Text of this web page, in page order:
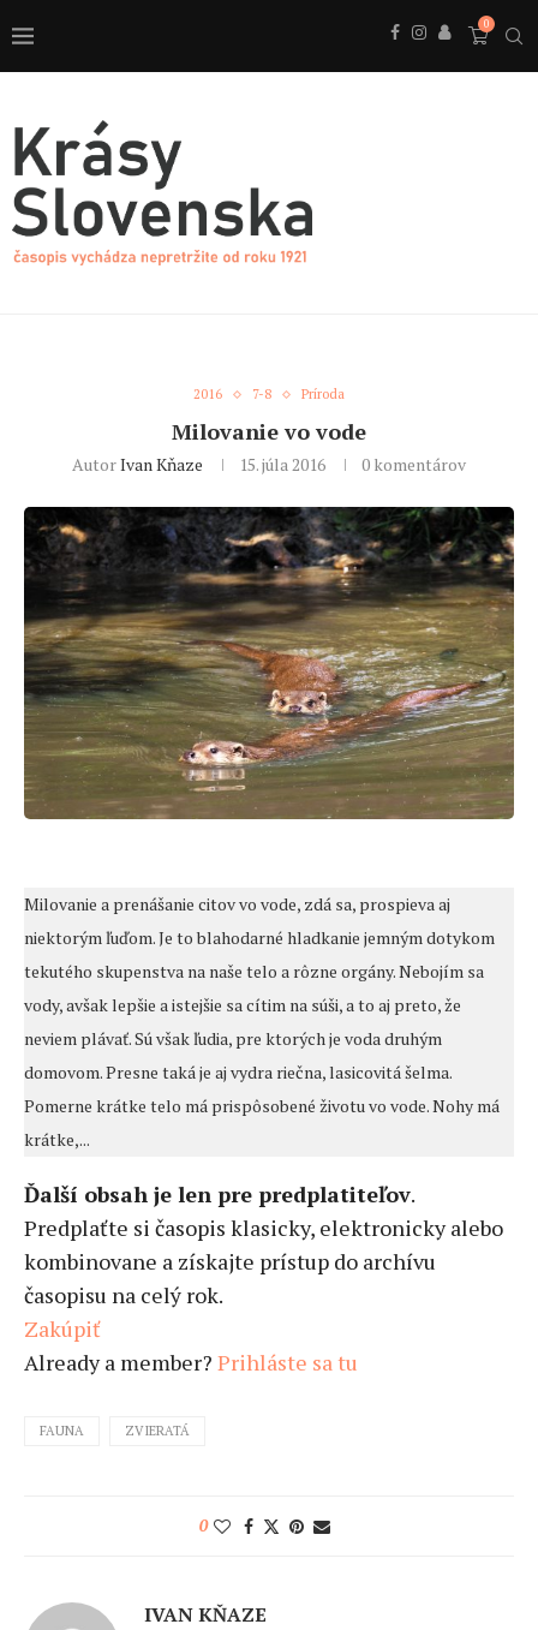
0
2016 7-8 Príroda
Milovanie vo vode
AutorIvan Kňaze 15. júla 2016 0 komentárov
Milovanie a prenášanie citov vo vode, zdá sa, prospieva aj
niektorým ľuďom. Je to blahodarné hladkanie jemným dotykom
tekutého skupenstva na naše telo a rôzne orgány. Nebojím sa
vody, avšak lepšie a istejšie sa cítim na súši, a to aj preto, že
neviem plávať. Sú však ľudia, pre ktorých je voda druhým
domovom. Presne taká je aj vydra riečna, lasicovitá šelma.
Pomerne krátke telo má prispôsobené životu vo vode. Nohy má
krátke,...
Ďalší obsah je len pre predplatiteľov.
Predplaťte si časopis klasicky, elektronicky alebo
kombinovane a získajte prístup do archívu
časopisu na celý rok.
Zakúpiť
Already a member? Prihláste sa tu
FAUNA ZVIERATÁ
0
IVAN KŇAZE